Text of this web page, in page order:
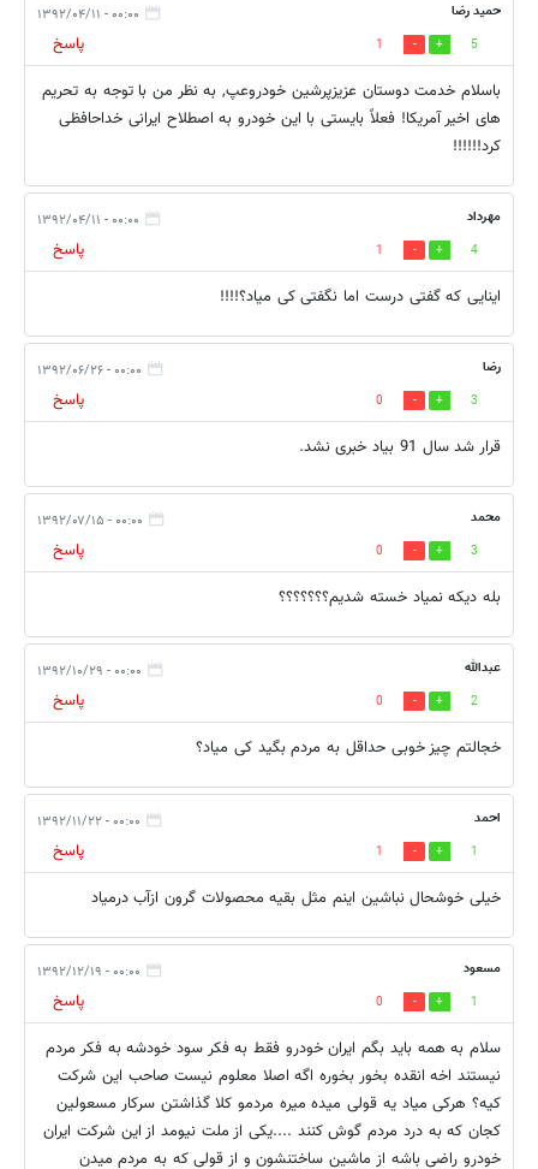
حمید رضا ۰۰:۰۰ - ۱۳۹۲/۰۴/۱۱
5
1
پاسخ
باسلام خدمت دوستان عزیزپرشین خودروعپ, به نظر من با توجه به تحریم
های اخیر آمریکا! فعلاً بایستی با این خودرو به اصطلاح ایرانی خداحافظی
کرد!!!!!!
مهرداد ۰۰:۰۰ - ۱۳۹۲/۰۴/۱۱
4
1
پاسخ
اینایی که گفتی درست اما نگفتی کی میاد؟!!!!
رضا ۰۰:۰۰ - ۱۳۹۲/۰۶/۲۶
3
0
پاسخ
قرار شد سال 91 بیاد خبری نشد.
محمد ۰۰:۰۰ - ۱۳۹۲/۰۷/۱۵
3
0
پاسخ
بله ديكه نمياد خسته شديم؟؟؟؟؟؟؟
عبدالله ۰۰:۰۰ - ۱۳۹۲/۱۰/۲۹
2
0
پاسخ
خجالتم چیز خوبی حداقل به مردم بگید کی میاد؟
احمد ۰۰:۰۰ - ۱۳۹۲/۱۱/۲۲
1
1
پاسخ
خیلی خوشحال نباشین اینم مثل بقیه محصولات گرون ازآب درمیاد
مسعود ۰۰:۰۰ - ۱۳۹۲/۱۲/۱۹
1
0
پاسخ
سلام به همه باید بگم ایران خودرو فقط به فکر سود خودشه به فکر مردم
نیستند اخه انقده بخور بخوره اگه اصلا معلوم نیست صاحب این شرکت
کیه؟ هرکی میاد یه قولی میده میره مردمو کلا گذاشتن سرکار مسعولین
کجان که به درد مردم گوش کنند ....یکی از ملت نیومد از این شرکت ایران
خودرو راضی باشه از ماشین ساختنشون و از قولی که به مردم میدن